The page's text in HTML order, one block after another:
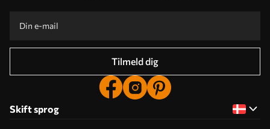
Tilmeld dig
Skift sprog